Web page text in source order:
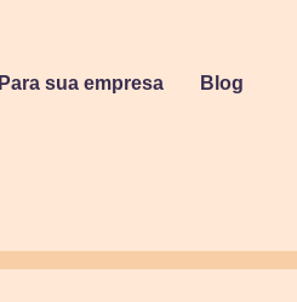
Para sua empresa Blog